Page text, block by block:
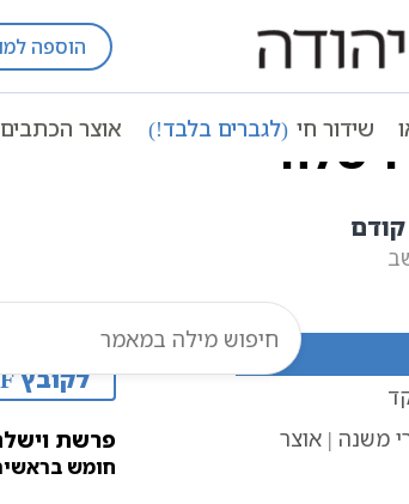
הוספה
שידור חי (לגברים בלבד!) אוצר הכתבים
אוצר הכתבים חומש בראשית
לקובץ PDF
פרשת
חומש
משנה | אוצר